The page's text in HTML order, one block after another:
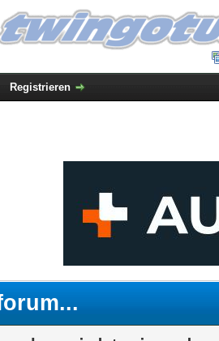
Registrieren